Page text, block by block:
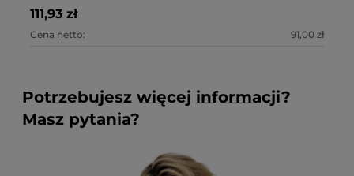
111,93 zł
Cena netto: 91,00 zł
Potrzebujesz więcej informacji?
Masz pytania?